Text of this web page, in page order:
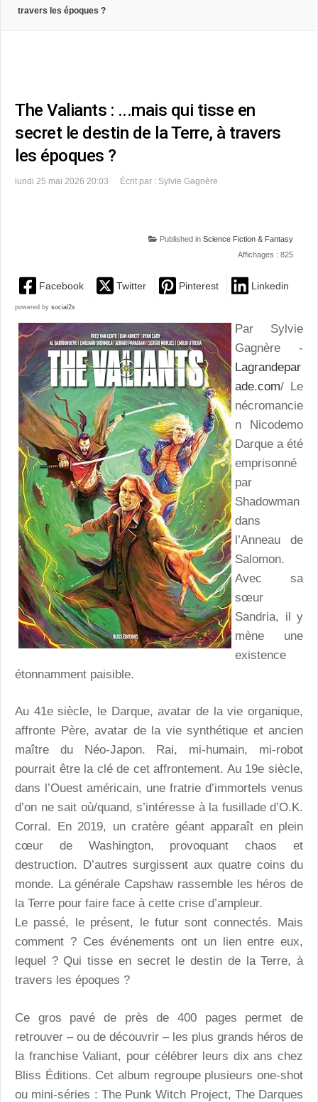
travers les époques ?
The Valiants : ...mais qui tisse en
secret le destin de la Terre, à travers
les époques ?
lundi 25 mai 2026 20:03 Écrit par : Sylvie Gagnère
Published in Science Fiction & Fantasy
Affichages : 825
Facebook Twitter Pinterest Linkedin
powered by social2s
Par Sylvie
Gagnère -
Lagrandepar
ade.com/ Le
nécromancie
n Nicodemo
Darque a été
emprisonné
par
Shadowman
dans
l’Anneau de
Salomon.
Avec sa
sœur
Sandria, il y
mène une
existence
étonnamment paisible.
Au 41e siècle, le Darque, avatar de la vie organique,
affronte Père, avatar de la vie synthétique et ancien
maître du Néo-Japon. Rai, mi-humain, mi-robot
pourrait être la clé de cet affrontement. Au 19e siècle,
dans l’Ouest américain, une fratrie d’immortels venus
d’on ne sait où/quand, s’intéresse à la fusillade d’O.K.
Corral. En 2019, un cratère géant apparaît en plein
cœur de Washington, provoquant chaos et
destruction. D’autres surgissent aux quatre coins du
monde. La générale Capshaw rassemble les héros de
la Terre pour faire face à cette crise d’ampleur.
Le passé, le présent, le futur sont connectés. Mais
comment ? Ces événements ont un lien entre eux,
lequel ? Qui tisse en secret le destin de la Terre, à
travers les époques ?
Ce gros pavé de près de 400 pages permet de
retrouver – ou de découvrir – les plus grands héros de
la franchise Valiant, pour célébrer leurs dix ans chez
Bliss Éditions. Cet album regroupe plusieurs one-shot
ou mini-séries : The Punk Witch Project, The Darques